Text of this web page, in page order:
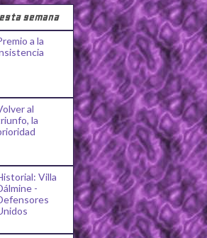
semana
a la
al
la
Villa
-